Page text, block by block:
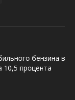
бензина в
10,5 процента